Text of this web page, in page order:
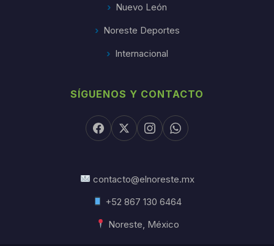
Nuevo León
Noreste Deportes
Internacional
SÍGUENOS Y CONTACTO
contacto@elnoreste.mx
+52 867 130 6464
Noreste, México